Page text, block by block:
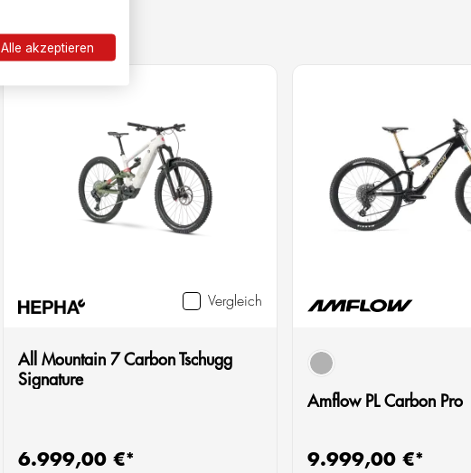
Vergleich
All Mountain 7 Carbon Tschugg
Signature
Regulärer Preis:
6.999,00 €*
schwarz
Amflow PL Carbon Pro
Regulärer Preis:
9.999,00 €*
Alle akzeptieren